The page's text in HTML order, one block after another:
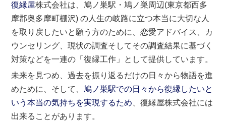
復縁屋株式会社は、鳩ノ巣駅・鳩ノ巣周辺(東京都西多
摩郡奥多摩町棚沢) の人生の岐路に立つ本当に大切な人
を取り戻したいと願う方のために、恋愛アドバイス、カ
ウンセリング、現状の調査そしてその調査結果に基づく
対策などを一連の「復縁工作」として提供しています。
未来を見つめ、過去を振り返るだけの日々から物語を進
めために、そして、鳩ノ巣駅での日々から復縁したいと
いう本当の気持ちを実現するため 、復縁屋株式会社には
出来ることがあります。